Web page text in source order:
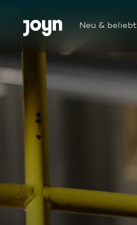
Zum Inhalt springen
Barrierefrei Neu & beliebt